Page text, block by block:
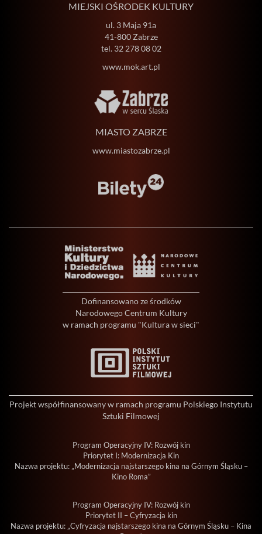
MIEJSKI OŚRODEK KULTURY
ul. 3 Maja 91a
41-800 Zabrze
tel. 32 278 08 02
www.mok.art.pl
MIASTO ZABRZE
www.miastozabrze.pl
Dofinansowano ze środków
Narodowego Centrum Kultury
w ramach programu "Kultura w sieci"
Projekt współfinansowany w ramach programu Polskiego Instytutu
Sztuki Filmowej
Program Operacyjny IV: Rozwój kin
Priorytet I: Modernizacja Kin
Nazwa projektu: „Modernizacja najstarszego kina na Górnym Śląsku –
Kino Roma”
Program Operacyjny IV: Rozwój kin
Priorytet II – Cyfryzacja kin
Nazwa projektu: „Cyfryzacja najstarszego kina na Górnym Śląsku – Kina